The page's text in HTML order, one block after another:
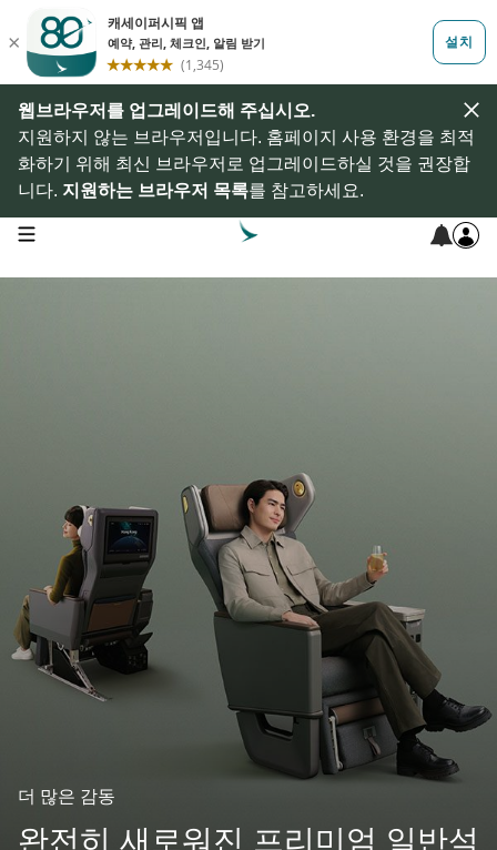
웹브라우저를 업그레이드해 주십시오.
지원하지 않는 브라우저입니다. 홈페이지 사용 환경을 최적
화하기 위해 최신 브라우저로 업그레이드하실 것을 권장합
니다. 지원하는 브라우저 목록를 참고하세요.
open navigation menu
더 많은 감동
완전히 새로워진 프리미엄 일반석